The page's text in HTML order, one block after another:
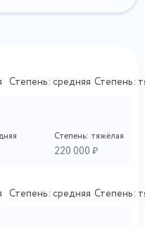
Степень: средняя Степень:
Степень: тяжёлая
220 000 ₽
Степень: средняя Степень: